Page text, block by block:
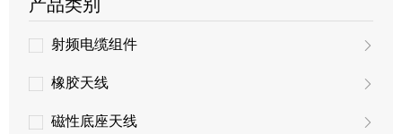
产品类别
射频电缆组件
橡胶天线
磁性底座天线